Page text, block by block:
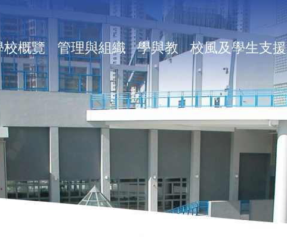
Main
navigation
校概覽 管理與組織 學與教 校風及學生支援